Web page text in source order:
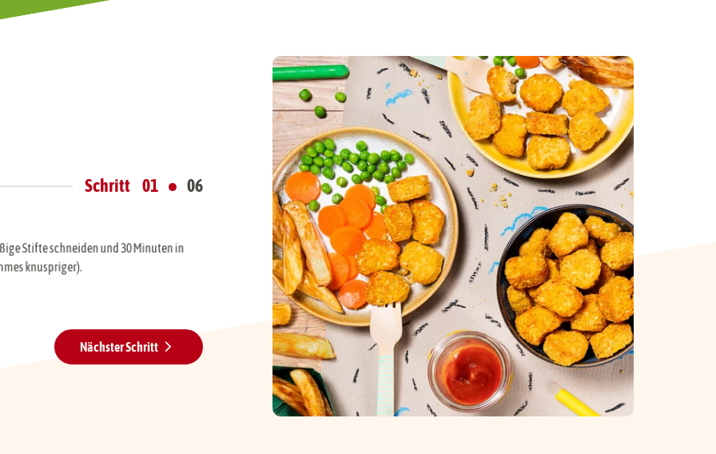
Stifte schneiden und 30 Minuten in
knuspriger).
Nächster Schritt
Schritt 01 • 06